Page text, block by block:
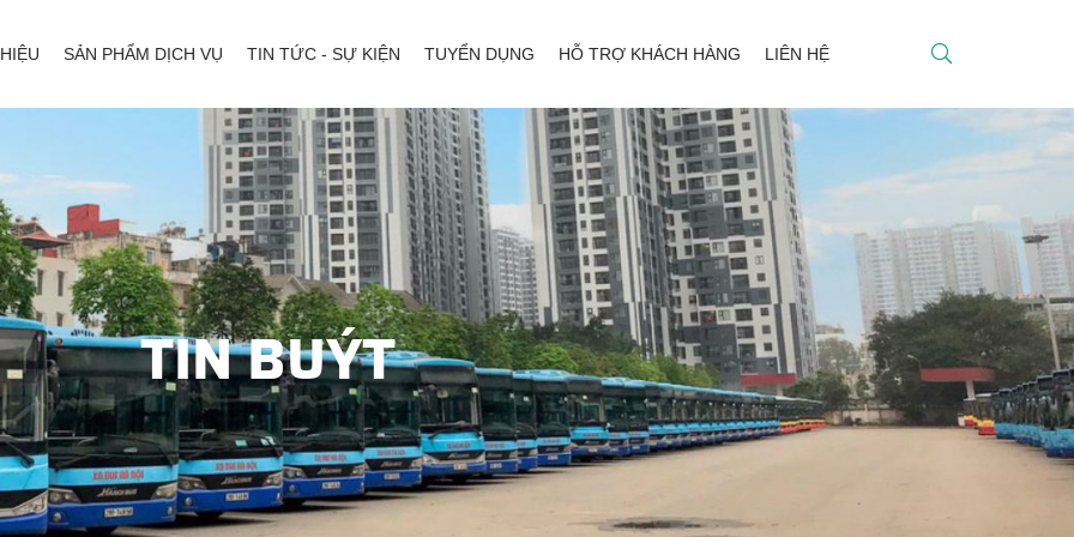
SẢN PHẨM DỊCH VỤ TIN TỨC - SỰ KIỆN TUYỂN DỤNG HỖ TRỢ KHÁCH HÀNG LIÊN HỆ
TIN BUÝT